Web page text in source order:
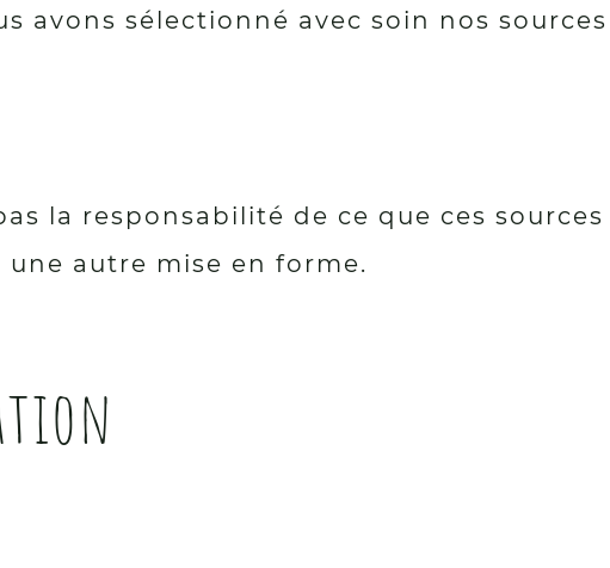
avons sélectionné avec soin nos
la responsabilité de ce que ces
autre mise en forme.